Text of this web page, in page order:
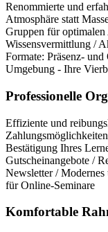
Renommierte und
Atmosphäre statt
Gruppen für optimalen
Wissensvermittlung /
Formate: Präsenz-
Umgebung - Ihre
Professionelle
Effiziente und
Bestätigung Ihres
Gutscheinangebote /
Newsletter /
für Online-Seminare
Komfortable